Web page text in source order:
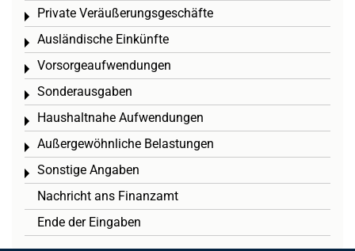
Private Veräußerungsgeschäfte
Toggle menu
Ausländische Einkünfte
Toggle menu
Vorsorgeaufwendungen
Toggle menu
Sonderausgaben
Toggle menu
Haushaltnahe Aufwendungen
Toggle menu
Außergewöhnliche Belastungen
Toggle menu
Sonstige Angaben
Toggle menu
Nachricht ans Finanzamt
Ende der Eingaben